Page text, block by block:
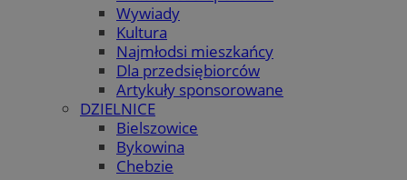
Wywiady
Kultura
Najmłodsi mieszkańcy
Dla przedsiębiorców
Artykuły sponsorowane
DZIELNICE
Bielszowice
Bykowina
Chebzie